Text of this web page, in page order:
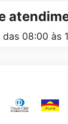
08:00 às